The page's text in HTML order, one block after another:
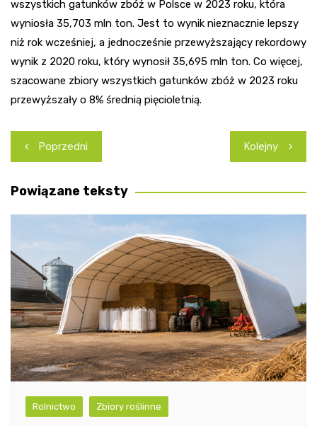
wszystkich gatunków zbóż w Polsce w 2023 roku, która
wyniosła 35,703 mln ton. Jest to wynik nieznacznie lepszy
niż rok wcześniej, a jednocześnie przewyższający rekordowy
wynik z 2020 roku, który wynosił 35,695 mln ton. Co więcej,
szacowane zbiory wszystkich gatunków zbóż w 2023 roku
przewyższały o 8% średnią pięcioletnią.
Nawigacja
wpisu
Poprzedni Kolejny
Powiązane teksty
Rolnictwo Zbiory roślinne